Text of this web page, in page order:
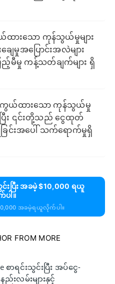
ထားသော ကုန်သွယ်မှုများ
ေမှုအပြောင်းအလဲများ
မီမှု ကန့်သတ်ချက်များ ရှိ
ကွယ်ထားသော ကုန်သွယ်မှု
ပြီး ၎င်းတို့သည် ငွေထုတ်
င်းအပေါ် သက်ရောက်မှုရှိ
းပြီး အခမဲ့ $10,000 ရယူ
ါ။
အခမဲ့ရယူလိုက်ပါ။
FROM MORE
စာရင်းသွင်းပြီး အပ်ငွေ-
ည်းလမ်းများနှင့်